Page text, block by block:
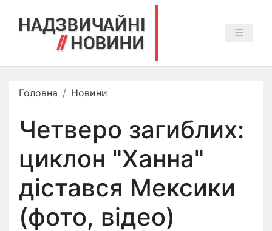
Головна Новини
Четверо загиблих:
циклон "Ханна"
дістався Мексики
(фото, відео)